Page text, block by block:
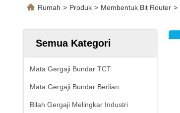
Rumah > Produk > Membentuk Bit Router >
Semua Kategori
Mata Gergaji Bundar TCT
Mata Gergaji Bundar Berlian
Bilah Gergaji Melingkar Industri